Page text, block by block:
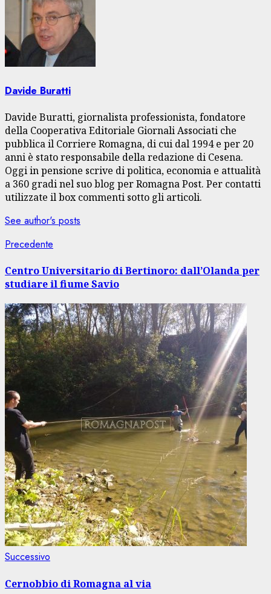
Davide Buratti
Davide Buratti, giornalista professionista, fondatore
della Cooperativa Editoriale Giornali Associati che
pubblica il Corriere Romagna, di cui dal 1994 e per 20
anni è stato responsabile della redazione di Cesena.
Oggi in pensione scrive di politica, economia e attualità
a 360 gradi nel suo blog per Romagna Post. Per contatti
utilizzate il box commenti sotto gli articoli.
See author's posts
Navigazione
articolo
Precedente
Centro Universitario di Bertinoro: dall’Olanda per
studiare il fiume Savio
Successivo
Cernobbio di Romagna al via